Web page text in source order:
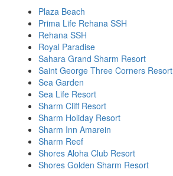
Plaza Beach
Prima Life Rehana SSH
Rehana SSH
Royal Paradise
Sahara Grand Sharm Resort
Saint George Three Corners Resort
Sea Garden
Sea Life Resort
Sharm Cliff Resort
Sharm Holiday Resort
Sharm Inn Amarein
Sharm Reef
Shores Aloha Club Resort
Shores Golden Sharm Resort